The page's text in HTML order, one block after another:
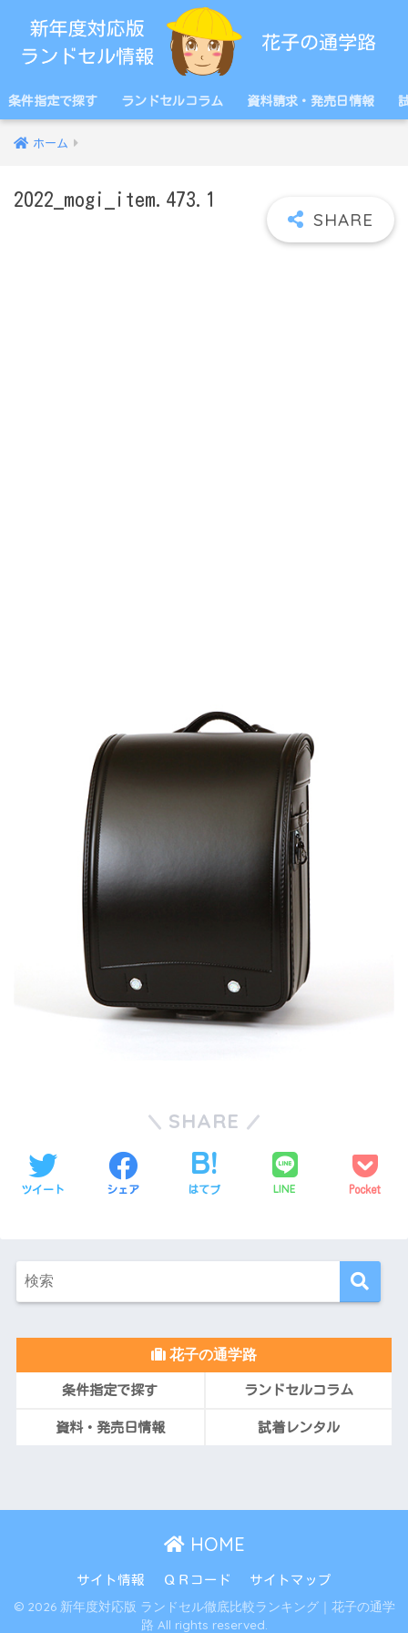
条件指定で探す ランドセルコラム 資料請求・発売日情報
ホーム
2022_mogi_item.473.1
SHARE
ツイート シェア はてブ LINE Pocket
花子の通学路
条件指定で探す ランドセルコラム
資料・発売日情報 試着レンタル
HOME
サイト情報 ＱＲコード サイトマップ
© 2026 新年度対応版 ランドセル徹底比較ランキング｜花子の通学
路 All rights reserved.